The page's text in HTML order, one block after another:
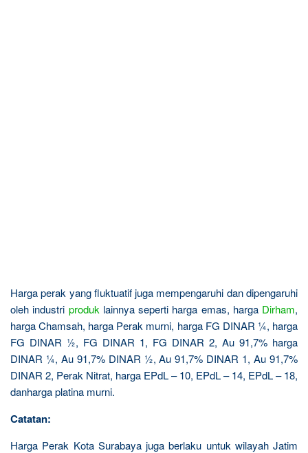
Harga perak yang fluktuatif juga mempengaruhi dan dipengaruhi
oleh industri produk lainnya seperti harga emas, harga Dirham,
harga Chamsah, harga Perak murni, harga FG DINAR ¼, harga
FG DINAR ½, FG DINAR 1, FG DINAR 2, Au 91,7% harga
DINAR ¼, Au 91,7% DINAR ½, Au 91,7% DINAR 1, Au 91,7%
DINAR 2, Perak Nitrat, harga EPdL – 10, EPdL – 14, EPdL – 18,
danharga platina murni.
Catatan:
Harga Perak Kota Surabaya juga berlaku untuk wilayah Jatim